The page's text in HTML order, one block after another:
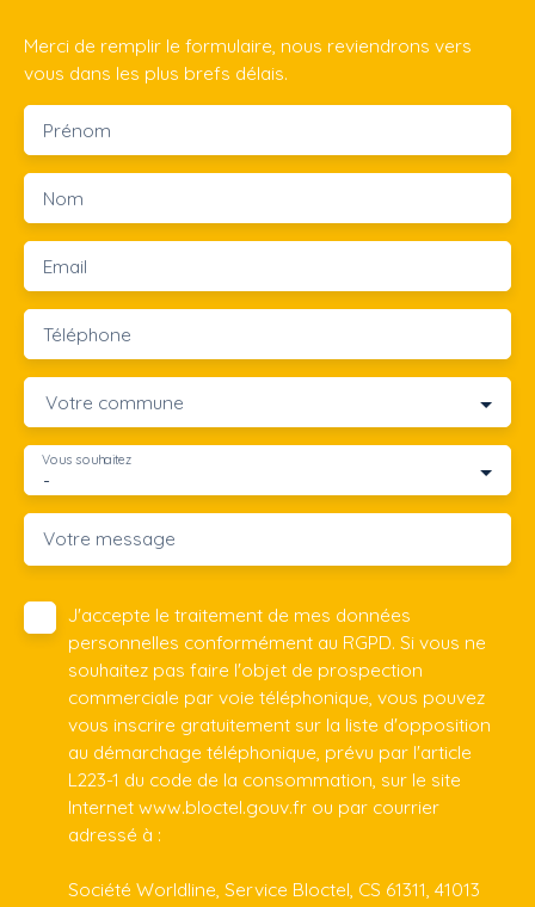
Merci de remplir le formulaire, nous reviendrons vers
vous dans les plus brefs délais.
Prénom
Nom
Email
Téléphone
Votre commune
-
Vous souhaitez
Votre message
J'accepte le traitement de mes données
personnelles conformément au RGPD. Si vous ne
souhaitez pas faire l'objet de prospection
commerciale par voie téléphonique, vous pouvez
vous inscrire gratuitement sur la liste d'opposition
au démarchage téléphonique, prévu par l'article
L223-1 du code de la consommation, sur le site
Internet www.bloctel.gouv.fr ou par courrier
adressé à :
Société Worldline, Service Bloctel, CS 61311, 41013